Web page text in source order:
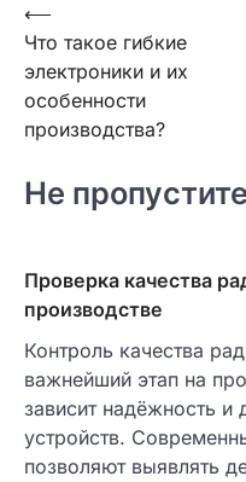
Навигация
по
записям
⟵
Что такое гибкие
электроники и их
особенности
производства?
Не
Проверка качества
производстве
Контроль качества
важнейший этап на
зависит надёжность и
устройств.
позволяют выявлять